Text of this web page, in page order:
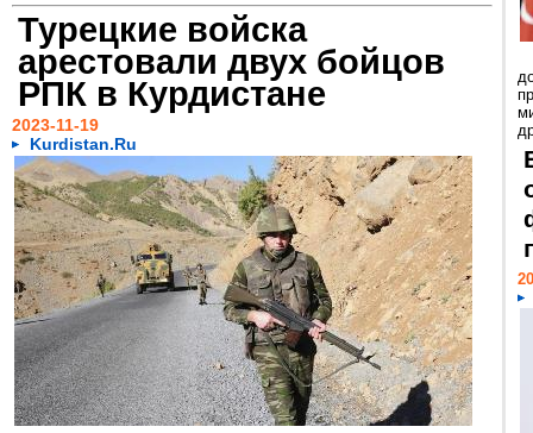
Турецкие войска
арестовали двух бойцов
РПК в Курдистане
2023-11-19
Kurdistan.Ru